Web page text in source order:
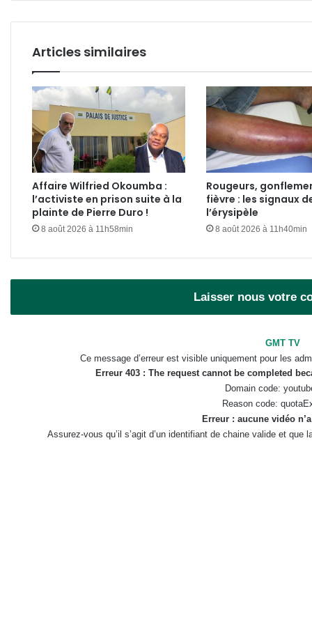
Articles similaires
Affaire Wilfried Okoumba :
l’activiste en prison suite à la
plainte de Pierre Duro !
8 août 2026 à 11h58min
Rougeurs,
fièvre : les signaux
l’érysipèle
8 août 2026 à 11h40min
Laisser nous votre
GMT TV
Ce message d’erreur est visible uniquement pour les
Erreur 403 : The request cannot be completed
Domain code:
Reason code:
Erreur : aucune vidéo
Assurez-vous qu’il s’agit d’un identifiant de chaine valide et